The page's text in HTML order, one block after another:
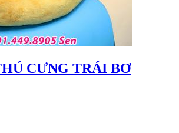
CƯNG TRÁI BƠ